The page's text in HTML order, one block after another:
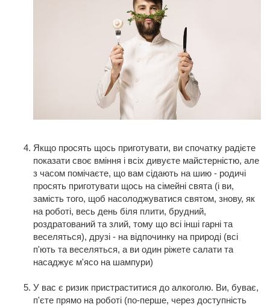
Якщо просять щось приготувати, ви спочатку радієте
показати своє вміння і всіх дивуєте майстерністю, але
з часом помічаєте, що вам сідають на шию - родичі
просять приготувати щось на сімейні свята (і ви,
замість того, щоб насолоджуватися святом, знову, як
на роботі, весь день біля плити, брудний,
роздратований та злий, тому що всі інші гарні та
веселяться), друзі - на відпочинку на природі (всі
п'ють та веселяться, а ви один ріжете салати та
насаджує м'ясо на шампури)
У вас є ризик пристраститися до алкоголю. Ви, буває,
п'єте прямо на роботі (по-перше, через доступність